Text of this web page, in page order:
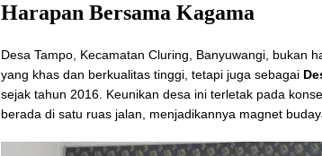
Harapan Bersama Kagama
Desa Tampo, Kecamatan Cluring, Banyuwangi, bukan
yang khas dan berkualitas tinggi, tetapi juga sebagai
sejak tahun 2016. Keunikan desa ini terletak pada
berada di satu ruas jalan, menjadikannya magnet